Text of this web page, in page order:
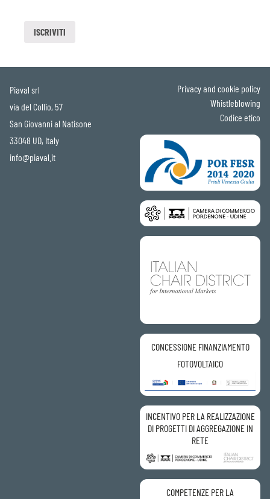
Piaval srl
via del Collio, 57
San Giovanni al Natisone
33048 UD, Italy
info@piaval.it
Privacy and cookie policy
Whistleblowing
Codice etico
CONCESSIONE FINANZIAMENTO
FOTOVOLTAICO
INCENTIVO PER LA REALIZZAZIONE
DI PROGETTI DI AGGREGAZIONE IN
RETE
COMPETENZE PER LA